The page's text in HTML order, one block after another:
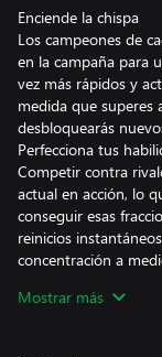
Enciende la chispa
Los campeones de
en la campaña para
vez más rápidos y
medida que superes
desbloquearás
Perfecciona tus
Competir contra
actual en acción, lo
conseguir esas
reinicios
concentración a
Juego en línea
Mostrar más